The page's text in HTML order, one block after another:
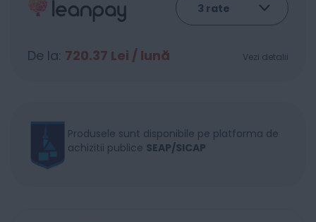
De la: 720.37 Lei / lună Vezi detalii
Produsele sunt disponibile pe platforma de
achizitii publice SEAP/SICAP